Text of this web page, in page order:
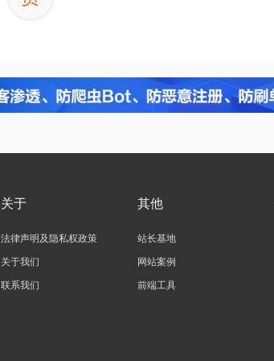
关于
法律声明及隐私权政策
关于我们
联系我们
其他
站长基地
网站案例
前端工具